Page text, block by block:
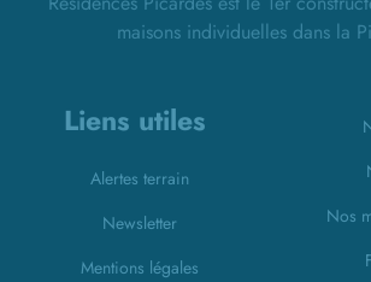
maisons individuelles dans la
Liens utiles
Alertes terrain
Newsletter
Mentions légales
Nos